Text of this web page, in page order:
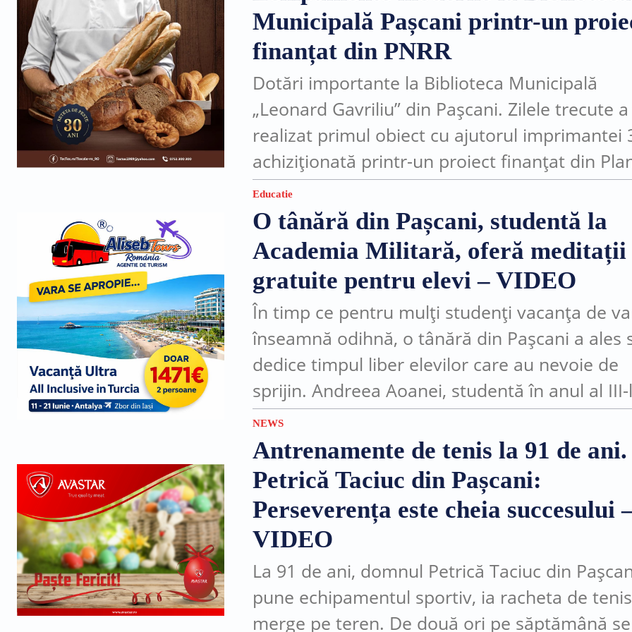
Municipală Pașcani printr-un
finanțat din PNRR
Dotări importante la Biblioteca Municipală
„Leonard Gavriliu” din Pașcani. Zilele trecute
realizat primul obiect cu ajutorul imprimantei
achiziționată printr-un proiect finanțat din
Național de Redresare și Reziliență (PNRR).
Echipamentul face parte din investițiile
cadrul...
Educatie
O tânără din Pașcani, studentă la
Academia Militară, oferă meditații
gratuite pentru elevi – VIDEO
În timp ce pentru mulți studenți vacanța de
înseamnă odihnă, o tânără din Pașcani a ales
dedice timpul liber elevilor care au nevoie de
sprijin. Andreea Aoanei, studentă în anul al III-
la Academia Tehnică Militară...
NEWS
Antrenamente de tenis la 91 de ani.
Petrică Taciuc din Pașcani:
Perseverența este cheia succesului
VIDEO
La 91 de ani, domnul Petrică Taciuc din
pune echipamentul sportiv, ia racheta de
merge pe teren. De două ori pe săptămână se